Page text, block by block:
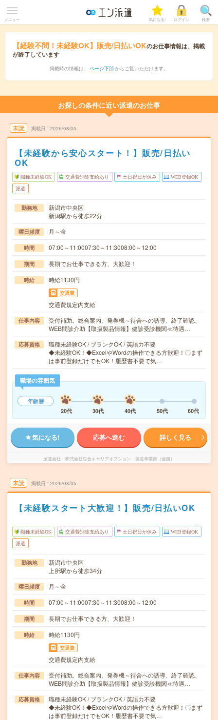
メニュー 気になる! ログイン 検索
【経験不問！未経験OK】販売/日払いOKのお仕事情報は、掲載
が終了しています
掲載時の情報は、 ページ下部 からご覧いただけます。
お探しの条件に近い派遣のお仕事
未読 掲載日 2026/08/05
【未経験から安心スタート！】販売/日払い
OK
職種未経験OK 交通費別途支給あり 土日祝日が休み WEB登録OK
派遣
勤務地
新潟市中央区
新潟駅から徒歩22分
曜日頻度 月～金
時間 07:00～11:0007:30～11:3008:00～12:00
期間 長期でお仕事できる方、大歓迎！
時給 時給1130円
交通費
交通費規定内支給
仕事内容
受付補助。総合案内、発券機～待合への誘導、終了確認、
WEB問診介助【取扱製品情報】健診受診機関≪待遇…
応募資格
職種未経験OK / ブランクOK / 英語力不要
◆未経験OK！◆ExcelやWordの操作できる方歓迎！〇まず
は事前登録だけでもOK！履歴書不要で気…
職場の雰囲気
年齢層
20代
30代 40代 50代 60代
気になる! 応募へ進む 詳しく見る
派遣会社 株式会社綜合キャリアオプション 製造事業部（全国）
未読 掲載日 2026/08/05
【未経験スタート大歓迎！】販売/日払いOK
職種未経験OK 交通費別途支給あり 土日祝日が休み WEB登録OK
派遣
勤務地
新潟市中央区
上所駅から徒歩34分
曜日頻度 月～金
時間 07:00～11:0007:30～11:3008:00～12:00
期間 長期でお仕事できる方、大歓迎！
時給 時給1130円
交通費
交通費規定内支給
仕事内容
受付補助。総合案内、発券機～待合への誘導、終了確認、
WEB問診介助【取扱製品情報】健診受診機関≪待遇…
応募資格
職種未経験OK / ブランクOK / 英語力不要
◆未経験OK！◆ExcelやWordの操作できる方歓迎！〇まず
は事前登録だけでもOK！履歴書不要で気…